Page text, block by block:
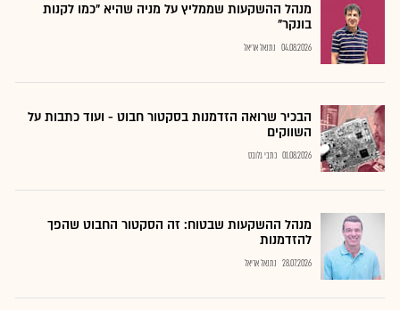
מנהל ההשקעות שממליץ על מניה שהיא "כמו לקנות
בונקר"
04.08.2026 נתנאל אריאל
הבכיר שרואה הזדמנות בסקטור חבוט - ועוד כתבות על
השווקים
01.08.2026 כתבי גלובס
מנהל ההשקעות שבטוח: זה הסקטור החבוט שהפך
להזדמנות
28.07.2026 נתנאל אריאל